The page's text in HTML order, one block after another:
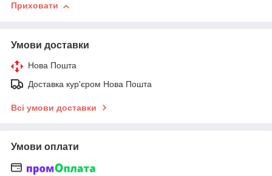
Приховати
Умови доставки
Нова Пошта
Доставка кур'єром Нова Пошта
Всі умови доставки
Умови оплати